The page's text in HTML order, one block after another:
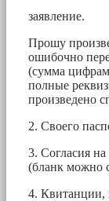
заявление.
Прошу
ошибочно
(сумма
полные
произведено
2. Своего
3. Согласия
(бланк можно
4. Квитанции,